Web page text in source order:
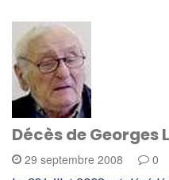
Décès de Georges
29 septembre 2008 0